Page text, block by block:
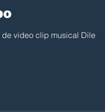
de video clip musical Dile